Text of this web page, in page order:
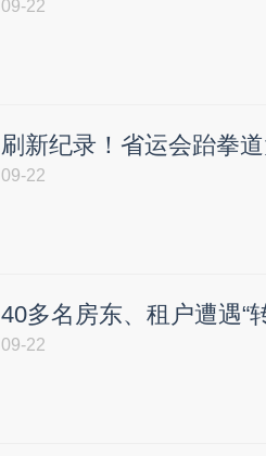
09-22
刷新纪录！省运会跆拳
09-22
40多名房东、租户遭遇“
09-22